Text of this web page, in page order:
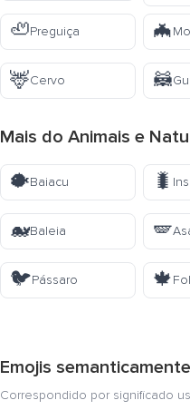
🦥Preguiça 🦇
🦌Cervo 🦝
Mais do Animais e
🐡Baiacu 🐛
🐋Baleia 🪽
🐦Pássaro 🍁
Emojis
Correspondido por significado